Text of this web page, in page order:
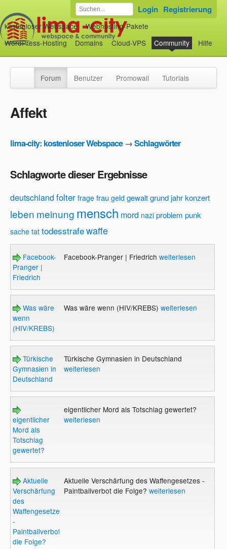
kostenloser Webspace
Webhosting-Pakete
WordPress-Hosting
Domains Cloud-VPS Community Hilfe
Login Registrierung
Forum Benutzer Promowall Tutorials
Affekt
lima-city: kostenloser Webspace→Schlagwörter
Schlagworte dieser Ergebnisse
deutschland folter frage frau geld gewaltgrundjahrkonzert
leben meinung mensch mord nazi problem punk
sache tat todesstrafewaffe
Facebook-
Pranger |
Friedrich
Facebook-Pranger | Friedrich weiterlesen
Was wäre
wenn
(HIV/KREBS)
Was wäre wenn (HIV/KREBS) weiterlesen
Türkische
Gymnasien in
Deutschland
Türkische Gymnasien in Deutschland
weiterlesen
eigentlicher
Mord als
Totschlag
gewertet?
eigentlicher Mord als Totschlag gewertet?
weiterlesen
Aktuelle
Verschärfung
des
Waffengesetzes
-
Paintballverbot
die Folge?
Aktuelle Verschärfung des Waffengesetzes -
Paintballverbot die Folge? weiterlesen